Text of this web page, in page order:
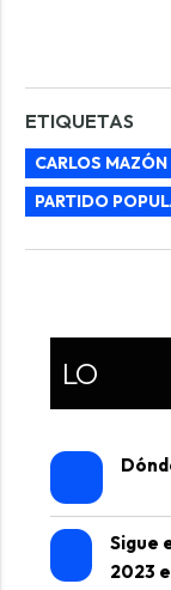
ETIQUETAS
CARLOS MAZÓN
PARTIDO
LO
Sigue
2023